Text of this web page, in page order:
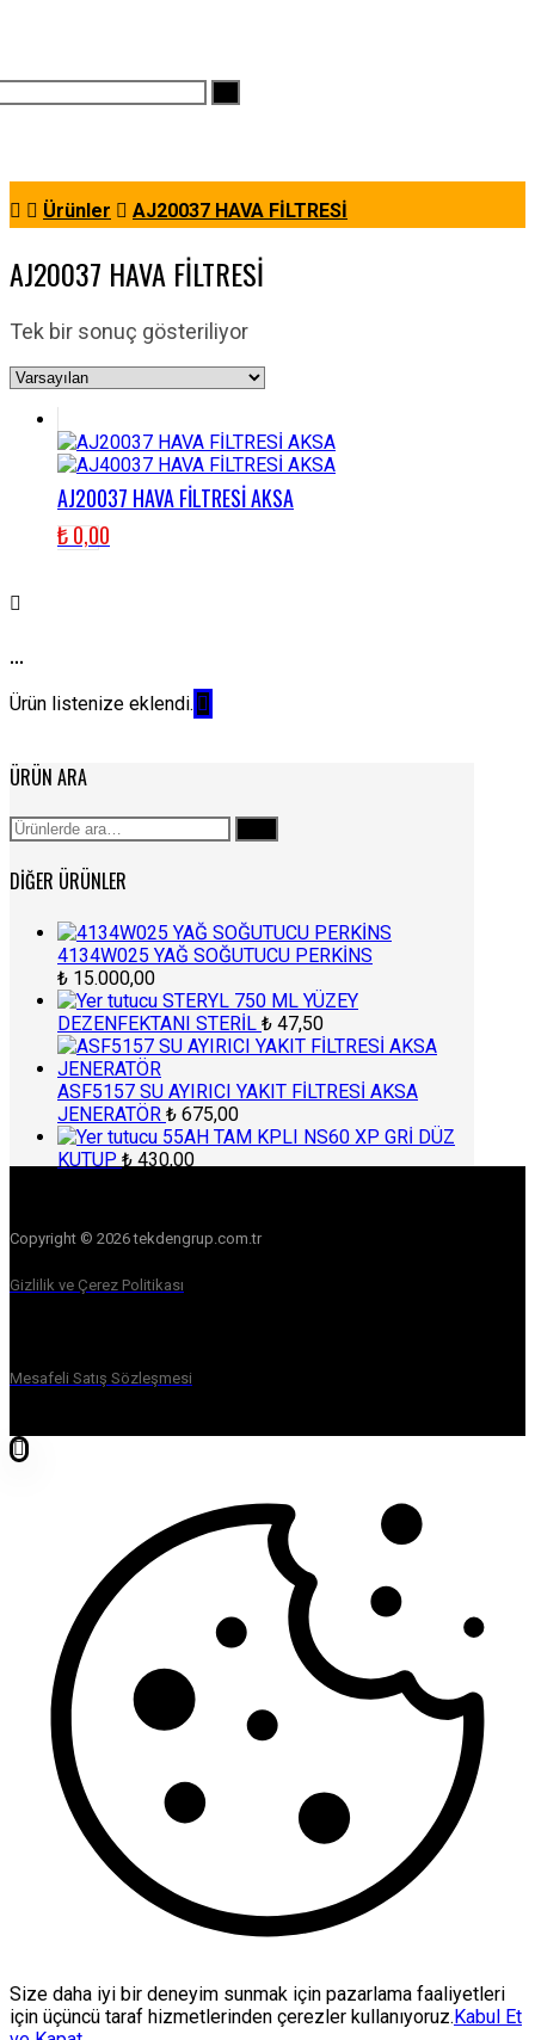
Ürünler AJ20037 HAVA FİLTRESİ
AJ20037 HAVA FİLTRESİ
Tek bir sonuç gösteriliyor
AJ20037 HAVA FİLTRESİ AKSA
₺0,00
...
Ürün listenize eklendi.
ÜRÜN ARA
Ara:
DIĞER ÜRÜNLER
4134W025 YAĞ SOĞUTUCU PERKİNS
₺ 15.000,00
STERYL 750 ML YÜZEY
DEZENFEKTANI STERİL ₺ 47,50
ASF5157 SU AYIRICI YAKIT FİLTRESİ AKSA
JENERATÖR ₺ 675,00
55AH TAM KPLI NS60 XP GRİ DÜZ
KUTUP ₺ 430,00
Copyright © 2026 tekdengrup.com.tr
Gizlilik ve Çerez Politikası
Mesafeli Satış Sözleşmesi
Size daha iyi bir deneyim sunmak için pazarlama faaliyetleri
için üçüncü taraf hizmetlerinden çerezler kullanıyoruz.Kabul Et